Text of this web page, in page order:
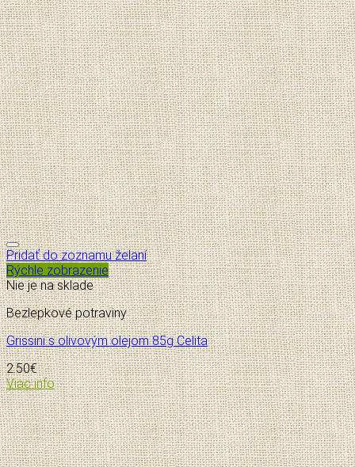
Pridať do zoznamu želaní
Rýchle zobrazenie
Nie je na sklade
Bezlepkové potraviny
Grissini s olivovým olejom 85g Celita
2.50€
Viac info